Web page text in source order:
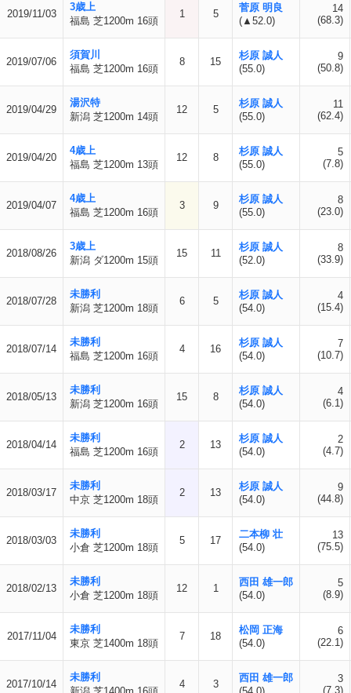
2019/11/03
3歳上
福島 芝1200m 16頭
1 5
菅原 明良
(▲52.0)
14
(68.3)
2019/07/06
須賀川
福島 芝1200m 16頭
8 15
杉原 誠人
(55.0)
9
(50.8)
2019/04/29
湯沢特
新潟 芝1200m 14頭
12 5
杉原 誠人
(55.0)
11
(62.4)
2019/04/20
4歳上
福島 芝1200m 13頭
12 8
杉原 誠人
(55.0)
5
(7.8)
2019/04/07
4歳上
福島 芝1200m 16頭
3 9
杉原 誠人
(55.0)
8
(23.0)
2018/08/26
3歳上
新潟 ダ1200m 15頭
15 11
杉原 誠人
(52.0)
8
(33.9)
2018/07/28
未勝利
新潟 芝1200m 18頭
6 5
杉原 誠人
(54.0)
4
(15.4)
2018/07/14
未勝利
福島 芝1200m 16頭
4 16
杉原 誠人
(54.0)
7
(10.7)
2018/05/13
未勝利
新潟 芝1200m 16頭
15 8
杉原 誠人
(54.0)
4
(6.1)
2018/04/14
未勝利
福島 芝1200m 16頭
2 13
杉原 誠人
(54.0)
2
(4.7)
2018/03/17
未勝利
中京 芝1200m 18頭
2 13
杉原 誠人
(54.0)
9
(44.8)
2018/03/03
未勝利
小倉 芝1200m 18頭
5 17
二本柳 壮
(54.0)
13
(75.5)
2018/02/13
未勝利
小倉 芝1200m 18頭
12 1
西田 雄一郎
(54.0)
5
(8.9)
2017/11/04
未勝利
東京 芝1400m 18頭
7 18
松岡 正海
(54.0)
6
(22.1)
2017/10/14
未勝利
4 3
西田 雄一郎
3
(7.3)